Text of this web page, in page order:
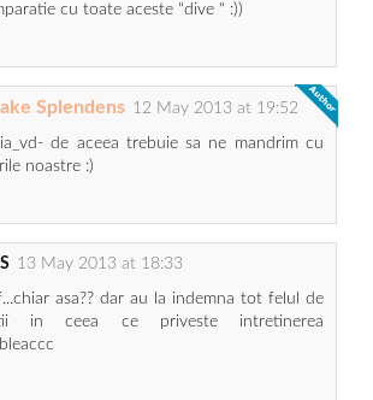
cu toate aceste "dive " :))
Splendens 12 May 2013 at 19:52
de aceea trebuie sa ne mandrim cu
noastre :)
13 May 2013 at 18:33
asa?? dar au la indemna tot felul de
in ceea ce priveste intretinerea